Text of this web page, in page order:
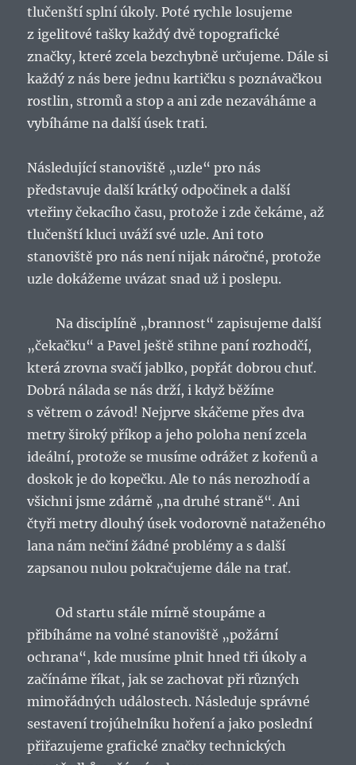
tlučenští splní úkoly. Poté rychle losujeme
z igelitové tašky každý dvě topografické
značky, které zcela bezchybně určujeme. Dále si
každý z nás bere jednu kartičku s poznávačkou
rostlin, stromů a stop a ani zde nezaváháme a
vybíháme na další úsek trati.
Následující stanoviště „uzle“ pro nás
představuje další krátký odpočinek a další
vteřiny čekacího času, protože i zde čekáme, až
tlučenští kluci uváží své uzle. Ani toto
stanoviště pro nás není nijak náročné, protože
uzle dokážeme uvázat snad už i poslepu.
Na disciplíně „brannost“ zapisujeme další
„čekačku“ a Pavel ještě stihne paní rozhodčí,
která zrovna svačí jablko, popřát dobrou chuť.
Dobrá nálada se nás drží, i když běžíme
s větrem o závod! Nejprve skáčeme přes dva
metry široký příkop a jeho poloha není zcela
ideální, protože se musíme odrážet z kořenů a
doskok je do kopečku. Ale to nás nerozhodí a
všichni jsme zdárně „na druhé straně“. Ani
čtyři metry dlouhý úsek vodorovně nataženého
lana nám nečiní žádné problémy a s další
zapsanou nulou pokračujeme dále na trať.
Od startu stále mírně stoupáme a
přibíháme na volné stanoviště „požární
ochrana“, kde musíme plnit hned tři úkoly a
začínáme říkat, jak se zachovat při různých
mimořádných událostech. Následuje správné
sestavení trojúhelníku hoření a jako poslední
přiřazujeme grafické značky technických